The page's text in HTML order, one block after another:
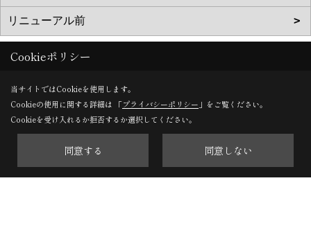
株式会社タカノホーム
〒811-1351
福岡市南区屋形原1-36-20
092-566-3838
Cookieポリシー
当サイトではCookieを使用します。
Cookieの使用に関する詳細は 「プライバシーポリシー 」をご覧ください。
Cookieを受け入れるか拒否するか選択してください。
同意する 同意しない